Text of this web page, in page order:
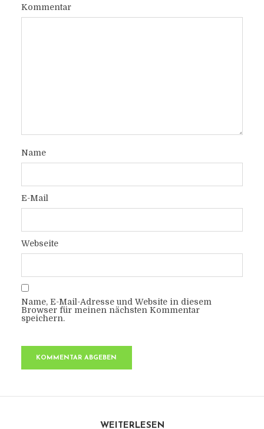
Kommentar
Name
E-Mail
Webseite
Name, E-Mail-Adresse und Website in diesem
Browser für meinen nächsten Kommentar
speichern.
WEITERLESEN